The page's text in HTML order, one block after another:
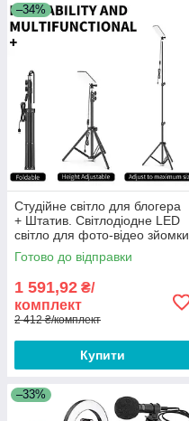
–34%
Студійне світло для блогера
+ Штатив. Світлодіодне LED
світло для фото-відео зйомки
Постійне студійне світло FR5
Готово до відправки
1 591,92 ₴/
комплект
2 412 ₴/комплект
Купити
–33%